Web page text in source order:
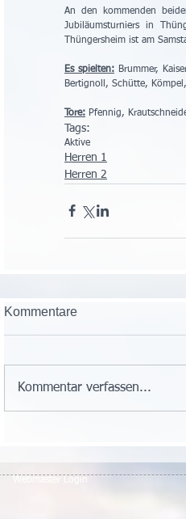
An den kommenden
Jubiläumsturniers in
Thüngersheim ist am
Es spielten: Brummer,
Bertignoll, Schütte,
Tore: Pfennig,
Tags:
Aktive
Herren 1
Herren 2
Kommentare
Kommentar verfassen...